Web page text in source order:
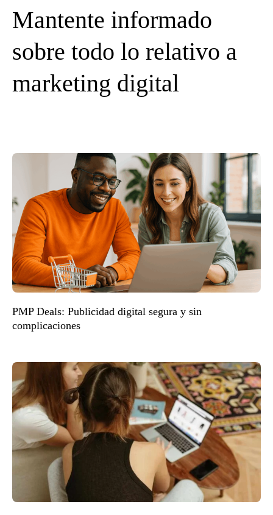
Mantente informado
sobre todo lo relativo a
marketing digital
PMP Deals: Publicidad digital segura y sin
complicaciones